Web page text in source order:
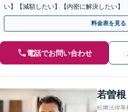
い】【減額したい】【内密に解決したい】
料金表を見る
電話でお問い合わせ
若曽
松﨑法律事